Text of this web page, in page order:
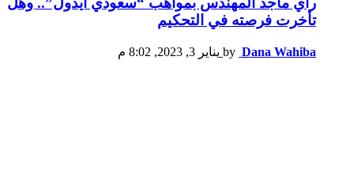
تأخرت فرصته في التحكيم
by Dana Wahiba يناير 3, 2023, 8:02 م